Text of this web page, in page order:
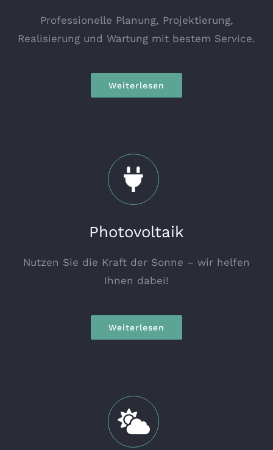
Professionelle Planung, Projektierung,
Realisierung und Wartung mit bestem Service.
Weiterlesen
Photovoltaik
Nutzen Sie die Kraft der Sonne – wir helfen
Ihnen dabei!
Weiterlesen